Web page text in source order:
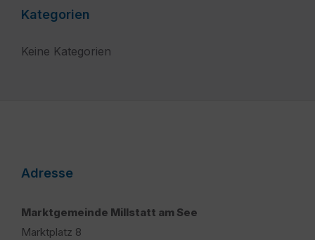
Kategorien
Keine Kategorien
Adresse
Marktgemeinde Millstatt am See
Marktplatz 8